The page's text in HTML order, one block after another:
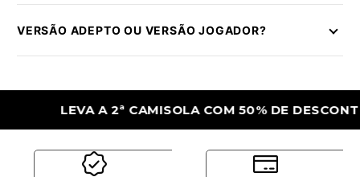
VERSÃO ADEPTO OU VERSÃO JOGADOR?
LEVA A 2ª CAMISOLA COM 50% DE DESCONTO